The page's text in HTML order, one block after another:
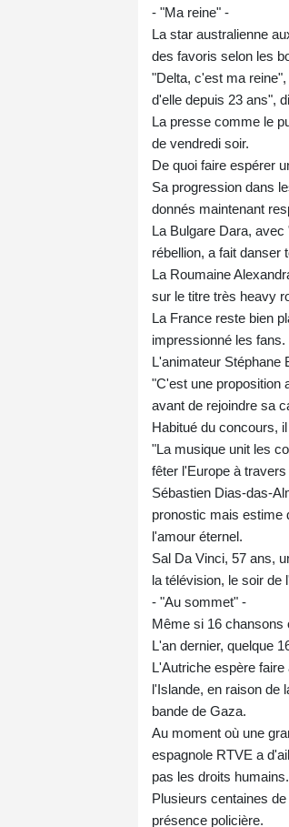
- "Ma reine" -
La star australienne
des favoris selon les
"Delta, c'est ma
d'elle depuis 23 ans",
La presse comme le
de vendredi soir.
De quoi faire espérer
Sa progression dans
donnés maintenant
La Bulgare Dara,
rébellion, a fait danser
La Roumaine
sur le titre très heavy
La France reste bien
impressionné les fans.
L'animateur Stéphane
"C'est une proposition
avant de rejoindre sa
Habitué du concours,
"La musique unit les
fêter l'Europe à
Sébastien Dias-das-
pronostic mais estime
l'amour éternel.
Sal Da Vinci, 57 ans,
la télévision, le soir de
- "Au sommet" -
Même si 16 chansons
L'an dernier, quelque
L'Autriche espère
l'Islande, en raison de
bande de Gaza.
Au moment où une
espagnole RTVE a
pas les droits
Plusieurs centaines
présence policière.